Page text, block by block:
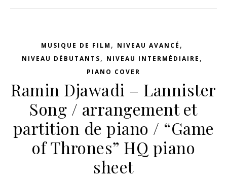
MUSIQUE DE FILM , NIVEAU AVANCÉ ,
NIVEAU DÉBUTANTS, NIVEAU INTERMÉDIAIRE ,
PIANO COVER
Ramin Djawadi – Lannister
Song / arrangement et
partition de piano / “Game
of Thrones” HQ piano
sheet